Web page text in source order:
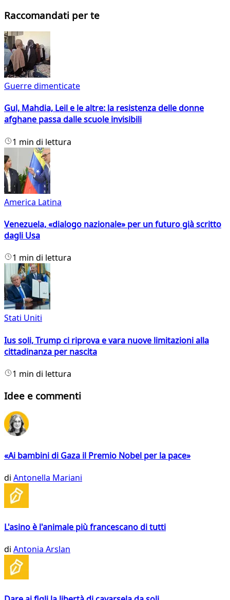
Raccomandati per te
Guerre dimenticate
Gul, Mahdia, Leil e le altre: la resistenza delle donne
afghane passa dalle scuole invisibili
1 min di lettura
America Latina
Venezuela, «dialogo nazionale» per un futuro già scritto
dagli Usa
1 min di lettura
Stati Uniti
Ius soli, Trump ci riprova e vara nuove limitazioni alla
cittadinanza per nascita
1 min di lettura
Idee e commenti
«Ai bambini di Gaza il Premio Nobel per la pace»
di Antonella Mariani
L'asino è l'animale più francescano di tutti
di Antonia Arslan